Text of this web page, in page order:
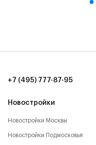
Новостройки
Новостройки Москвы
Новостройки Подмосковья
+7 (495) 777-87-95